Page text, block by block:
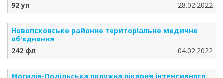
92 уп
28.02.2022
Новопсковське районне територіальне медичне
об'єднання
242 фл
04.02.2022
Могилів-Подільська окружна лікарня інтенсивного